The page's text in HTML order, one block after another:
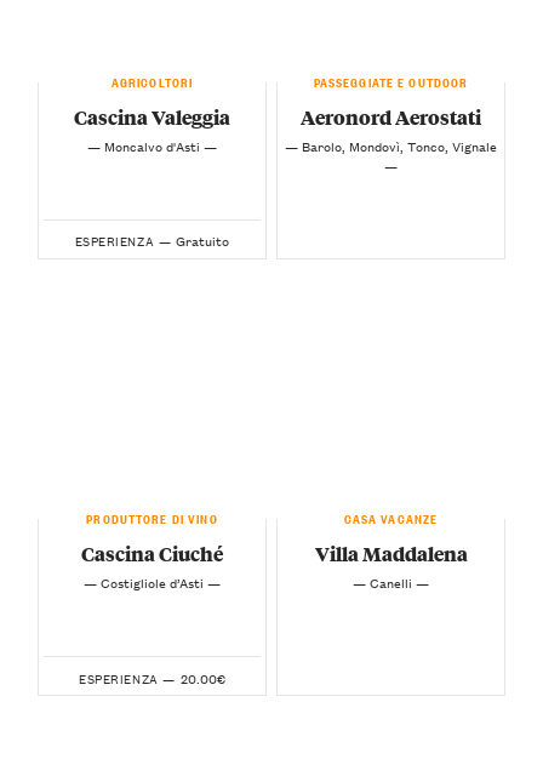
AGRICOLTORI
Cascina Valeggia
— Moncalvo d'Asti —
ESPERIENZA — Gratuito
PASSEGGIATE E OUTDOOR
Aeronord Aerostati
— Barolo, Mondovì, Tonco, Vignale
—
PRODUTTORE DI VINO
Cascina Ciuché
— Costigliole d’Asti —
ESPERIENZA — 20.00€
CASA VACANZE
Villa Maddalena
— Canelli —